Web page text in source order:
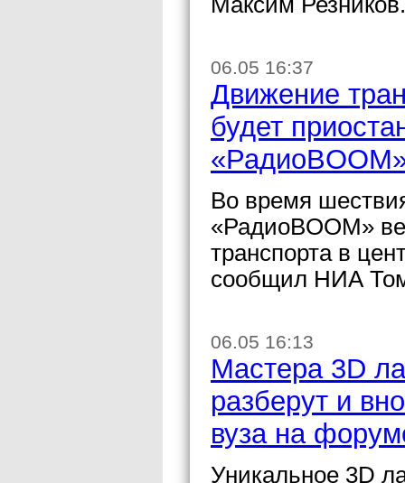
06.05 16:37
Движение
будет
Во время
«РадиоBOOM»
транспорта в
сообщил НИА
06.05 16:13
Мастера 3D
разберут и
вуза на
Уникальное 3D